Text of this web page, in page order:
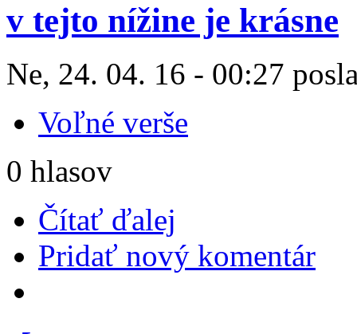
v tejto nížine je krásne
Ne, 24. 04. 16 - 00:27
Voľné verše
0 hlasov
Čítať ďalej
Pridať nový komentár